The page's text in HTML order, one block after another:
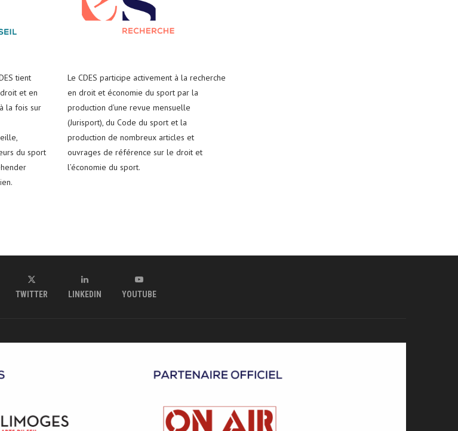
tient
et en
la fois sur
du sport
Le CDES participe activement à la recherche
en droit et économie du sport par la
production d'une revue mensuelle
(Jurisport), du Code du sport et la
production de nombreux articles et
ouvrages de référence sur le droit et
l’économie du sport.
TWITTER LINKEDIN YOUTUBE